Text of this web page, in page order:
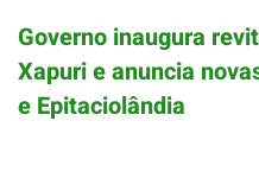
Governo inaugura
Xapuri e anuncia
e Epitaciolândia